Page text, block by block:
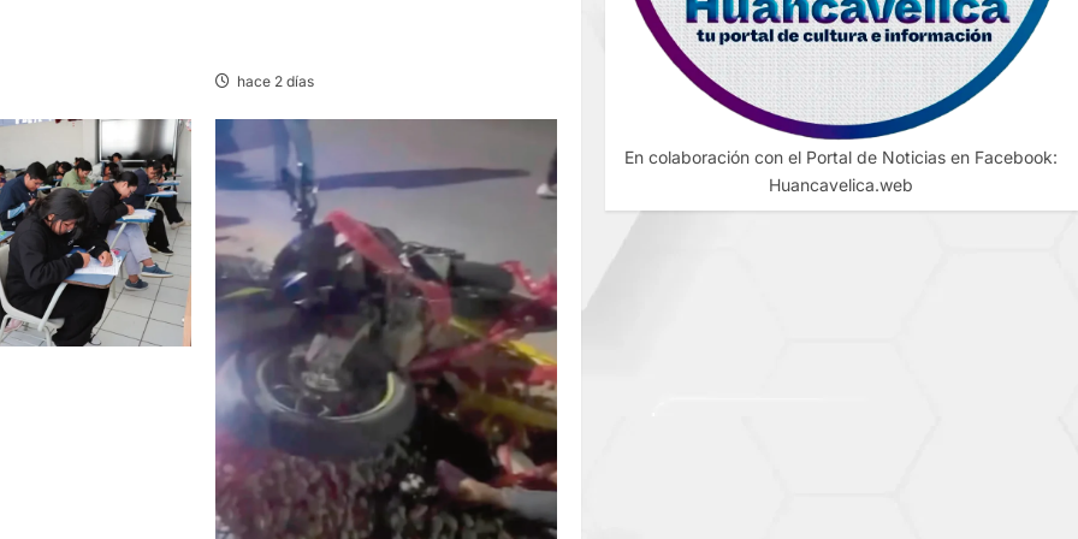
hace 2 días
En colaboración con el Portal de Noticias en Facebook:
Huancavelica.web